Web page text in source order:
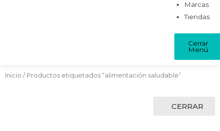
Marcas
Tiendas
Cerrar
Menú
Inicio / Productos etiquetados “alimentación saludable”
CERRAR